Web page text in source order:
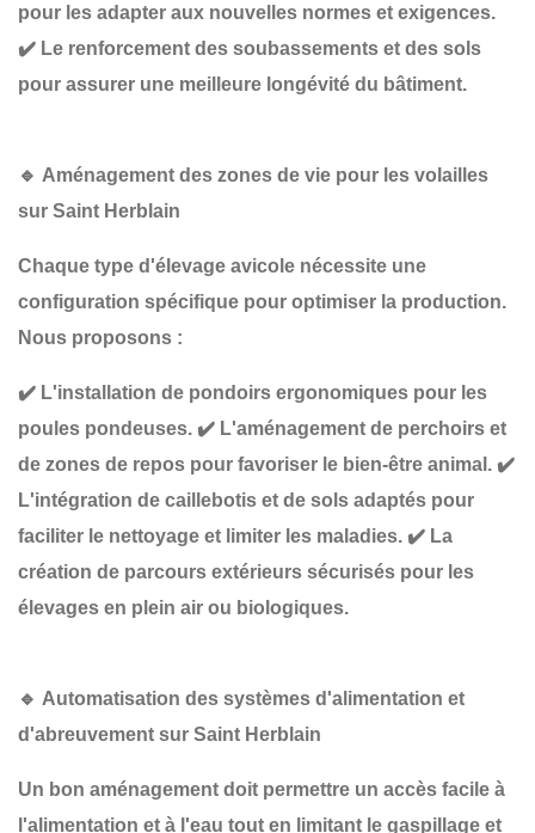
pour les adapter aux nouvelles normes et exigences.
✔️ Le renforcement des soubassements et des sols
pour assurer une meilleure longévité du bâtiment.
🔹 Aménagement des zones de vie pour les volailles
sur Saint Herblain
Chaque type d'élevage avicole nécessite une
configuration spécifique pour optimiser la production.
Nous proposons :
✔️ L'installation de pondoirs ergonomiques pour les
poules pondeuses. ✔️ L'aménagement de perchoirs et
de zones de repos pour favoriser le bien-être animal. ✔️
L'intégration de caillebotis et de sols adaptés pour
faciliter le nettoyage et limiter les maladies. ✔️ La
création de parcours extérieurs sécurisés pour les
élevages en plein air ou biologiques.
🔹 Automatisation des systèmes d'alimentation et
d'abreuvement sur Saint Herblain
Un bon aménagement doit permettre un accès facile à
l'alimentation et à l'eau tout en limitant le gaspillage et